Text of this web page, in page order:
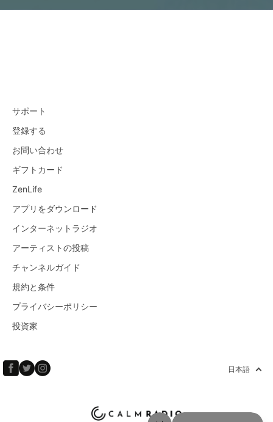
サポート
登録する
お問い合わせ
ギフトカード
ZenLife
アプリをダウンロード
インターネットラジオ
アーティストの投稿
チャンネルガイド
規約と条件
プライバシーポリシー
投資家
日本語